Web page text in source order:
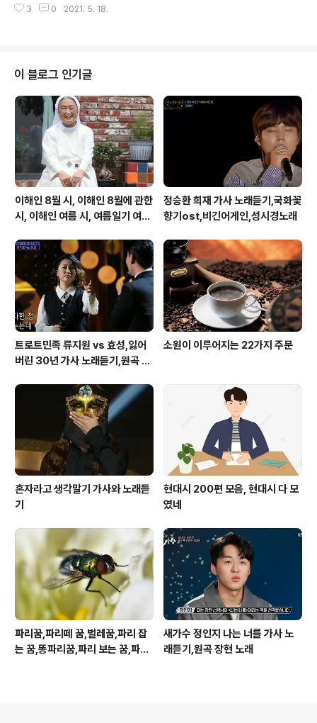
울리며 시골버스 달려간다 빵빵빵빵 빵빠라빵빠라 빵빠라
왜 촛불을 키셨나요 그대는 왜 촛불을 키셨나요 연약한 이
이 여인을 누가 누가 누가 지키랴 그대는 왜 촛불을 키셨나
요 그대는 왜 촛불을 키셨나요 끝없는 그리움은 누구에게
말할까요 철없는 촛불이여 외로운 불빛이여 너 마저 꺼진
다면 꺼진다면 꺼진다면 바람아 멈추어라 촛불을 지켜다오
바람아 멈추어라 촛불을 지켜다오 연약한 이 여인을 누가
누가 누가 지키랴 가수 최정철..
3 0 2021. 5. 18.
이 블로그 인기글
이해인 8월 시, 이해인 8월에 관한
시, 이해인 여름 시, 여름일기 여름
정승환 희재 가사 노래듣기,국화꽃
향기ost,비긴어게인,성시경노래
트로트민족 류지원 vs 효성,잃어
버린 30년 가사 노래듣기,원곡 설
소원이 이루어지는 22가지 주문
혼자라고 생각말기 가사와 노래듣
기
현대시 200편 모음, 현대시 다 모
였네
파리꿈,파리떼 꿈,벌레꿈,파리 잡
는 꿈,똥파리꿈,파리 보는 꿈,파리
새가수 정인지 나는 너를 가사 노
래듣기,원곡 장현 노래